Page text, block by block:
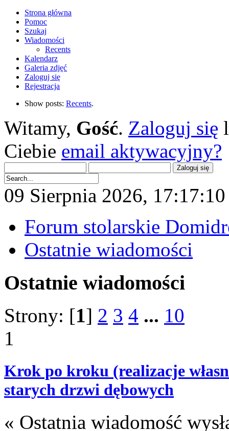
Strona główna
Pomoc
Szukaj
Wiadomości
Recents
Kalendarz
Galeria zdjęć
Zaloguj się
Rejestracja
Show posts: Recents.
Witamy, Gość. Zaloguj się
Ciebie email aktywacyjny?
09 Sierpnia 2026,
Forum stolarskie
Ostatnie wiadomości
Ostatnie wiadomości
Strony: [1] 2 3 4 ... 10
1
Krok po kroku (realizacje
starych drzwi dębowych
« Ostatnia wiadomość